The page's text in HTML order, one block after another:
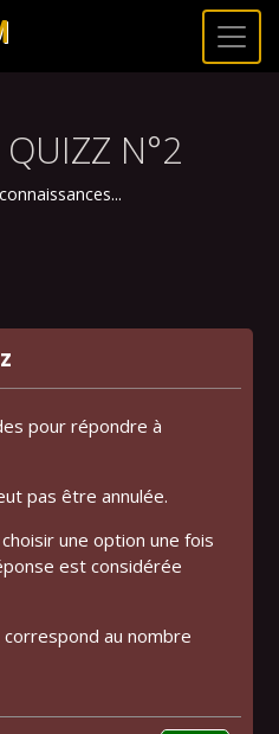
N°2
pour répondre à
pas être annulée.
une option une fois
est considérée
au nombre